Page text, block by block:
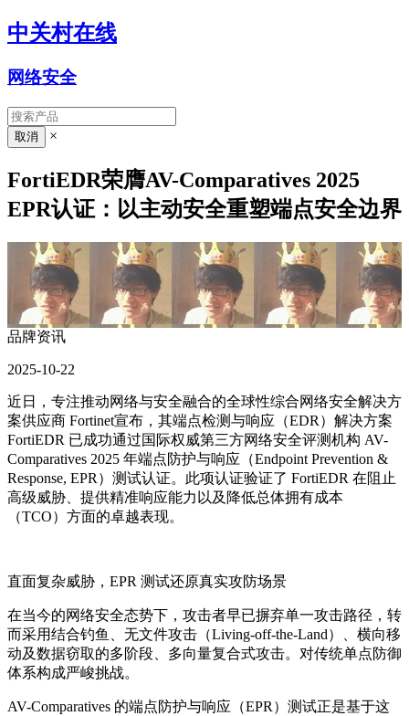
中关村在线
网络安全
×
FortiEDR荣膺AV-Comparatives 2025
EPR认证：以主动安全重塑端点安全边界
品牌资讯
2025-10-22
近日 ， 专注推动网络与安全融合的全球性综合网络安全解决方
案供应商 Fortinet宣布 ， 其端点检测与响应 （EDR） 解决方案
FortiEDR 已成功通过国际权威第三方网络安全评测机构 AV-
Comparatives 2025 年端点防护与响应 （Endpoint Prevention &
Response, EPR） 测试认证。此项认证验证了 FortiEDR 在阻止
高级威胁、提供精准响应能力以及降低总体拥有成本
（TCO）方面的卓越表现。
直面复杂威胁，EPR 测试还原真实攻防场景
在当今的网络安全态势下，攻击者早已摒弃单一攻击路径，转
而采用结合钓鱼、无文件攻击（Living-off-the-Land）、横向移
动及数据窃取的多阶段、多向量复合式攻击。对传统单点防御
体系构成严峻挑战。
AV-Comparatives 的端点防护与响应（EPR）测试正是基于这